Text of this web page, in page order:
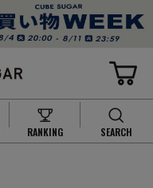
RANKING SEARCH